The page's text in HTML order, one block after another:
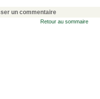
un commentaire
Retour au sommaire